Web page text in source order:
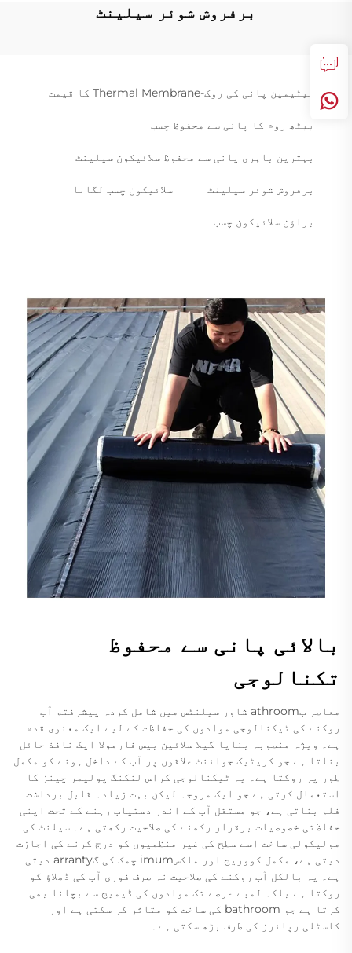
برفروش شوئر سیلینٹ
بیٹیمین پانی کی روک-Thermal Membrane کا قیمت
بیٹھ روم کا پانی سے محفوظ چسب
بہترین باہری پانی سے محفوظ سلائیکون سیلینٹ
برفروش شوئر سیلینٹ سلائیکون چسب لگانا
براؤن سلائیکون چسب
بالائی پانی سے محفوظ
تکنالوجی
معاصر بathroom شاور سیلنٹس میں شامل کردہ پیشرفته آب
روکنے کی ٹیکنالوجی موادوں کی حفاظت کے لیے ایک معنوی قدم
ہے۔ ویژہ منصوبہ بنایا گیلا سلائین بیس فارمولا ایک نافذ حائل
بناتا ہے جو کریٹیک جوائنٹ علاقوں پر آب کے داخل ہونے کو مکمل
طور پر روکتا ہے۔ یہ ٹیکنالوجی کراس لنکنگ پولیمر چینز کا
استعمال کرتی ہے جو ایک مروجہ لیکن بہت زیادہ قابل برداشت
فلم بناتی ہے، جو مستقل آب کے اندر دستیاب رہنے کے تحت اپنی
حفاظتی خصوصیات برقرار رکھنے کی صلاحیت رکھتی ہے۔ سیلنٹ کی
مولیکولی ساخت اسے سطح کی غیر منظمیوں کو درج کرنے کی اجازت
دیتی ہے، مکمل کووریج اور ماکسimum چمک کی گarranty دیتی
ہے۔ یہ بالکل آب روکنے کی صلاحیت نہ صرف فوری آب کی ڈھلاؤ کو
روکتا ہے بلکہ لمبے عرصے تک موادوں کی ڈیمیج سے بچانا بھی
کرتا ہے جو bathroom کی ساخت کو متاثر کر سکتی ہے اور
کاسٹلی رپائرز کی طرف بڑھ سکتی ہے۔